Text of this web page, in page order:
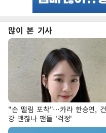
많이 본 기사
"손 떨림 포착"…카라 한승연, 건
강 괜찮나 팬들 '걱정'